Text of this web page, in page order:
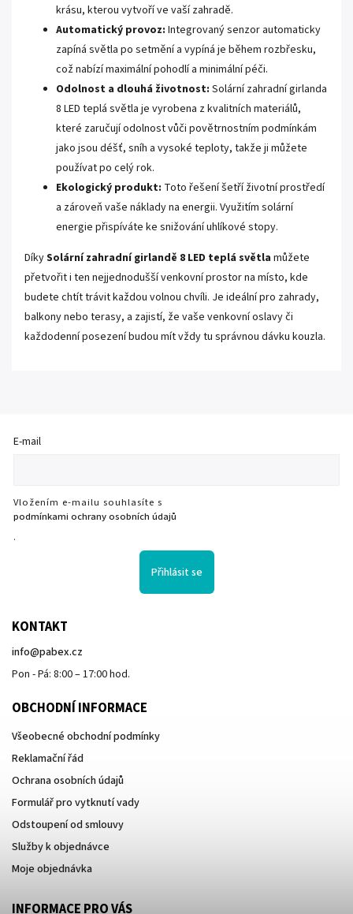
krásu, kterou vytvoří ve vaší zahradě.
Automatický provoz: Integrovaný senzor automaticky
zapíná světla po setmění a vypíná je během rozbřesku,
což nabízí maximální pohodlí a minimální péči.
Odolnost a dlouhá životnost: Solární zahradní girlanda
8 LED teplá světla je vyrobena z kvalitních materiálů,
které zaručují odolnost vůči povětrnostním podmínkám
jako jsou déšť, sníh a vysoké teploty, takže ji můžete
používat po celý rok.
Ekologický produkt: Toto řešení šetří životní prostředí
a zároveň vaše náklady na energii. Využitím solární
energie přispíváte ke snižování uhlíkové stopy.
DíkySolární zahradní girlandě 8 LED teplá světla můžete
přetvořit i ten nejjednodušší venkovní prostor na místo, kde
budete chtít trávit každou volnou chvíli. Je ideální pro zahrady,
balkony nebo terasy, a zajistí, že vaše venkovní oslavy či
každodenní posezení budou mít vždy tu správnou dávku kouzla.
E-mail
Vložením e-mailu souhlasíte s
podmínkami ochrany osobních údajů
.
Přihlásit se
KONTAKT
info@pabex.cz
Pon - Pá: 8:00 – 17:00 hod.
OBCHODNÍ INFORMACE
Všeobecné obchodní podmínky
Reklamační řád
Ochrana osobních údajů
Formulář pro vytknutí vady
Odstoupení od smlouvy
Služby k objednávce
Moje objednávka
INFORMACE PRO VÁS